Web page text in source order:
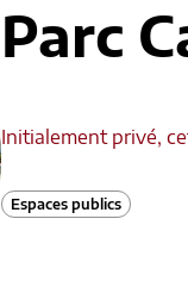
Parc
Initialement privé,
Espaces publics